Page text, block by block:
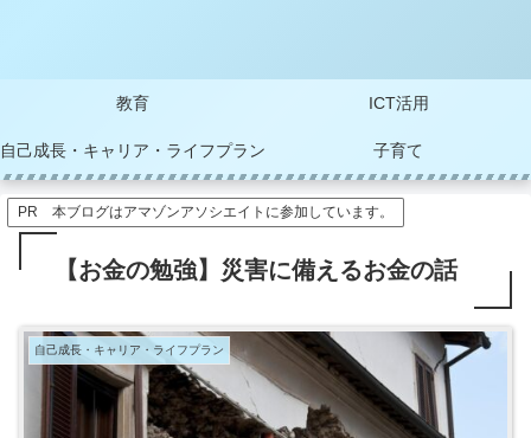
教育 ICT活用
自己成長・キャリア・ライフプラン 子育て
PR 本ブログはアマゾンアソシエイトに参加しています。
【お金の勉強】災害に備えるお金の話
自己成長・キャリア・ライフプラン